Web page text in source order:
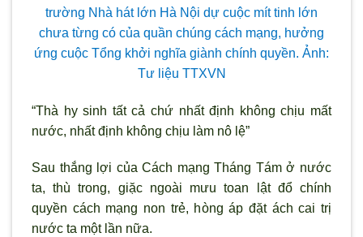
trường Nhà hát lớn Hà Nội dự cuộc mít tinh lớn
chưa từng có của quần chúng cách mạng, hưởng
ứng cuộc Tổng khởi nghĩa giành chính quyền. Ảnh:
Tư liệu TTXVN
“Thà hy sinh tất cả chứ nhất định không chịu mất
nước, nhất định không chịu làm nô lệ”
Sau thắng lợi của Cách mạng Tháng Tám ở nước
ta, thù trong, giặc ngoài mưu toan lật đổ chính
quyền cách mạng non trẻ, hòng áp đặt ách cai trị
nước ta một lần nữa.